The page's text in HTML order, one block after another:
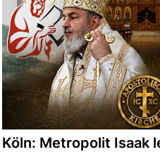
Köln: Metropolit Isaak